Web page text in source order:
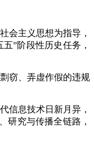
会主义思想为指导，
”阶段性历史任务，
窃、弄虚作假的违规
信息技术日新月异，
研究与传播全链路，